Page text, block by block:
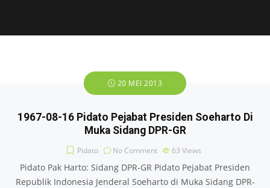
20 MEI 2013
1967-08-16 Pidato Pejabat Presiden Soeharto Di
Muka Sidang DPR-GR
Pidato No Comment 63 Views
Pidato Pak Harto: Sidang DPR-GR Pidato Pejabat Presiden
Republik Indonesia Jenderal Soeharto di Muka Sidang DPR-